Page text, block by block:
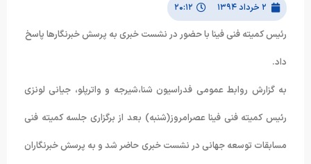
۲ خرداد ۱۳۹۴ ۲۰:۱۲
رئیس کمیته فنی فینا با حضور در نشست خبری به پرسش خبرنگارها پاسخ
داد.
به گزارش روابط عمومی فدراسیون شنا،شیرجه و واترپلو، جیانی لونزی
رئیس کمیته فنی فینا عصرامروز(شنبه) بعد از برگزاری جلسه کمیته فنی
مسابقات توسعه جهانی در نشست خبری حاضر شد و به پرسش خبرنگاران